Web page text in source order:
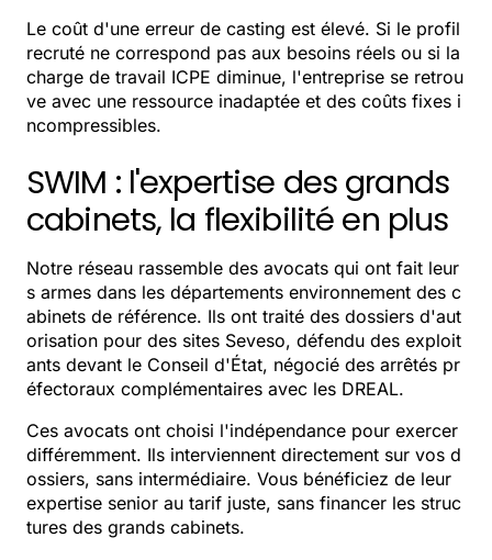
Le coût d'une erreur de casting est élevé. Si le profil
recruté ne correspond pas aux besoins réels ou si la
charge de travail ICPE diminue, l'entreprise se retrou
ve avec une ressource inadaptée et des coûts fixes i
ncompressibles.
SWIM : l'expertise des grands
cabinets, la flexibilité en plus
Notre réseau rassemble des avocats qui ont fait leur
s armes dans les départements environnement des c
abinets de référence. Ils ont traité des dossiers d'aut
orisation pour des sites Seveso, défendu des exploit
ants devant le Conseil d'État, négocié des arrêtés pr
éfectoraux complémentaires avec les DREAL.
Ces avocats ont choisi l'indépendance pour exercer
différemment. Ils interviennent directement sur vos d
ossiers, sans intermédiaire. Vous bénéficiez de leur
expertise senior au tarif juste, sans financer les struc
tures des grands cabinets.